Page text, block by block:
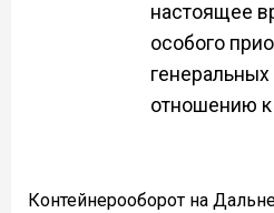
настоящее
особого
генеральных
отношению
Контейнерооборот на